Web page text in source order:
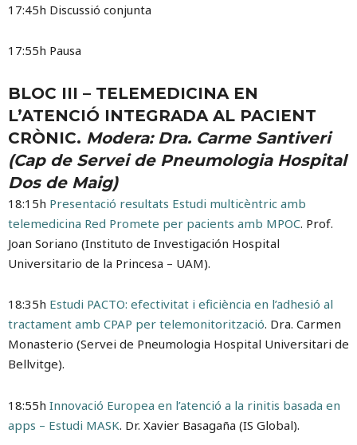
17:45h Discussió conjunta
17:55h Pausa
BLOC III – TELEMEDICINA EN
L’ATENCIÓ INTEGRADA AL PACIENT
CRÒNIC. Modera: Dra. Carme Santiveri
(Cap de Servei de Pneumologia Hospital
Dos de Maig)
18:15h Presentació resultats Estudi multicèntric amb
telemedicina Red Promete per pacients amb MPOC. Prof.
Joan Soriano (Instituto de Investigación Hospital
Universitario de la Princesa – UAM).
18:35h Estudi PACTO: efectivitat i eficiència en l’adhesió al
tractament amb CPAP per telemonitorització. Dra. Carmen
Monasterio (Servei de Pneumologia Hospital Universitari de
Bellvitge).
18:55h Innovació Europea en l’atenció a la rinitis basada en
apps – Estudi MASK. Dr. Xavier Basagaña (IS Global).